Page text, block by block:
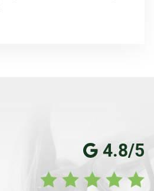
4.8/5